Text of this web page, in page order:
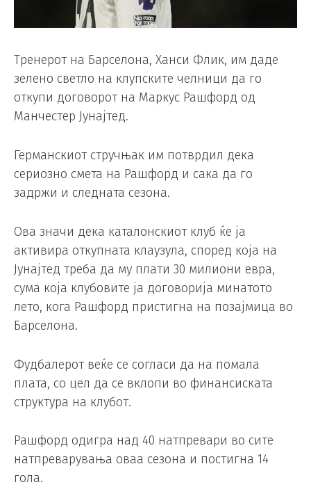
Тренерот на Барселона, Ханси Флик, им даде
зелено светло на клупските челници да го
откупи договорот на Маркус Рашфорд од
Манчестер Јунајтед.
Германскиот стручњак им потврдил дека
сериозно смета на Рашфорд и сака да го
задржи и следната сезона.
Ова значи дека каталонскиот клуб ќе ја
активира откупната клаузула, според која на
Јунајтед треба да му плати 30 милиони евра,
сума која клубовите ја договорија минатото
лето, кога Рашфорд пристигна на позајмица во
Барселона.
Фудбалерот веќе се согласи да на помала
плата, со цел да се вклопи во финансиската
структура на клубот.
Рашфорд одигра над 40 натпревари во сите
натпреварувања оваа сезона и постигна 14
гола.